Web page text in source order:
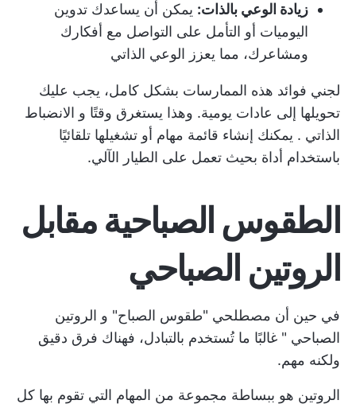
زيادة الوعي بالذات: يمكن أن يساعدك تدوين
اليوميات أو التأمل على التواصل مع أفكارك
ومشاعرك، مما يعزز الوعي الذاتي
لجني فوائد هذه الممارسات بشكل كامل، يجب عليك
تحويلها إلى عادات يومية. وهذا يستغرق وقتًا و الانضباط
الذاتي . يمكنك إنشاء قائمة مهام أو تشغيلها تلقائيًا
باستخدام أداة بحيث تعمل على الطيار الآلي.
الطقوس الصباحية مقابل
الروتين الصباحي
في حين أن مصطلحي "طقوس الصباح" و الروتين
الصباحي " غالبًا ما تُستخدم بالتبادل، فهناك فرق دقيق
ولكنه مهم.
الروتين هو ببساطة مجموعة من المهام التي تقوم بها كل